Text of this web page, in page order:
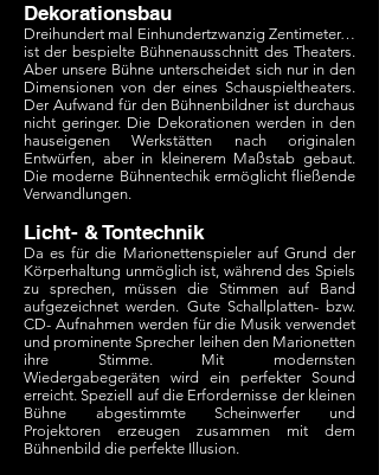
Dekorationsbau
Dreihundert mal Einhundertzwanzig Zentimeter…
ist der bespielte Bühnenausschnitt des Theaters.
Aber unsere Bühne unterscheidet sich nur in den
Dimensionen von der eines Schauspieltheaters.
Der Aufwand für den Bühnenbildner ist durchaus
nicht geringer. Die Dekorationen werden in den
hauseigenen Werkstätten nach originalen
Entwürfen, aber in kleinerem Maßstab gebaut.
Die moderne Bühnentechik ermöglicht fließende
Verwandlungen.
Licht- & Tontechnik
Da es für die Marionettenspieler auf Grund der
Körperhaltung unmöglich ist, während des Spiels
zu sprechen, müssen die Stimmen auf Band
aufgezeichnet werden. Gute Schallplatten- bzw.
CD- Aufnahmen werden für die Musik verwendet
und prominente Sprecher leihen den Marionetten
ihre Stimme. Mit modernsten
Wiedergabegeräten wird ein perfekter Sound
erreicht. Speziell auf die Erfordernisse der kleinen
Bühne abgestimmte Scheinwerfer und
Projektoren erzeugen zusammen mit dem
Bühnenbild die perfekte Illusion.